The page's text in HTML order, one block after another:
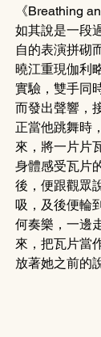
《Breathing
如其說是一段
自的表演拼砌
曉江重現伽利
實驗，雙手同
而發出聲響，
正當他跳舞時
來，將一片片
身體感受瓦片
後，便跟觀眾
吸，及後便輪
何奏樂，一邊
來，把瓦片當
放著她之前的